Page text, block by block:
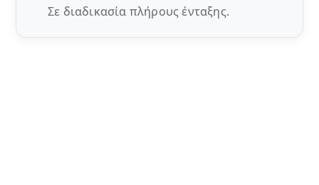
Σε διαδικασία πλήρους ένταξης.